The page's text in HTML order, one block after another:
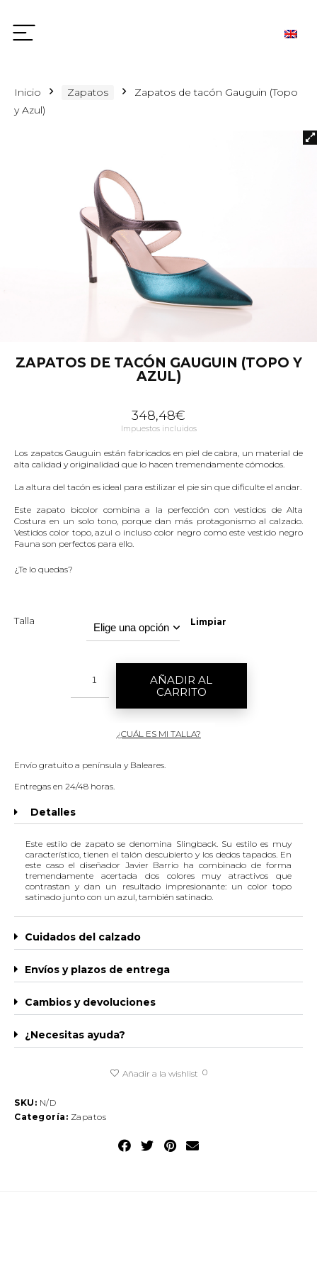
Inicio Zapatos
Zapatos de tacón Gauguin (Topo
y Azul)
ZAPATOS DE TACÓN GAUGUIN (TOPO Y
AZUL)
348,48€
Impuestos incluidos
Los zapatos Gauguin están fabricados en piel de cabra, un material de
alta calidad y originalidad que lo hacen tremendamente cómodos.
La altura del tacón es ideal para estilizar el pie sin que dificulte el andar.
Este zapato bicolor combina a la perfección con vestidos de Alta
Costura en un solo tono, porque dan más protagonismo al calzado.
Vestidos color topo, azul o incluso color negro como estevestido negro
Fauna son perfectos para ello.
¿Te lo quedas?
Talla Limpiar
AÑADIR AL
CARRITO
¿CUÁL ES MI TALLA?
Envío gratuito a península y Baleares.
Entregas en 24/48 horas.
Detalles
Este estilo de zapato se denomina Slingback. Su estilo es muy
característico, tienen el talón descubierto y los dedos tapados. En
este caso el diseñador Javier Barrio ha combinado de forma
tremendamente acertada dos colores muy atractivos que
contrastan y dan un resultado impresionante: un color topo
satinado junto con un azul, también satinado.
Cuidados del calzado
Envíos y plazos de entrega
Cambios y devoluciones
¿Necesitas ayuda?
Añadir a la wishlist 0
SKU: N/D
Categoría: Zapatos